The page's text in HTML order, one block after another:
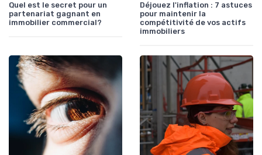
Quel est le secret pour un
partenariat gagnant en
immobilier commercial?
Déjouez l'inflation : 7 astuces
pour maintenir la
compétitivité de vos actifs
immobiliers